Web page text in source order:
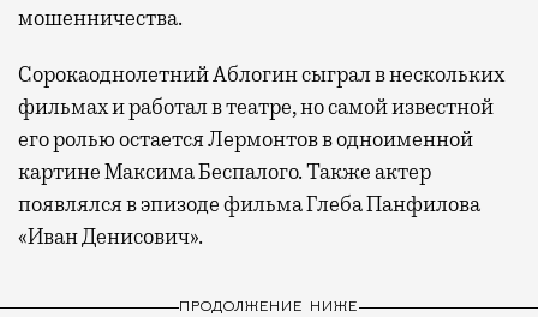
мошенничества.
Сорокаоднолетний Аблогин сыграл в нескольких
фильмах и работал в театре, но самой известной
его ролью остается Лермонтов в одноименной
картине Максима Беспалого. Также актер
появлялся в эпизоде фильма Глеба Панфилова
«Иван Денисович».
ПРОДОЛЖЕНИЕ НИЖЕ